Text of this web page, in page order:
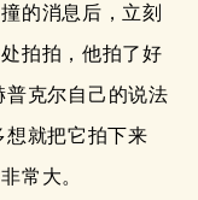
的消息后，立刻
拍拍，他拍了好
克尔自己的说法
想就把它拍下来
常大。